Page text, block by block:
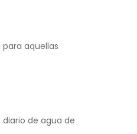
aquellas
de agua de